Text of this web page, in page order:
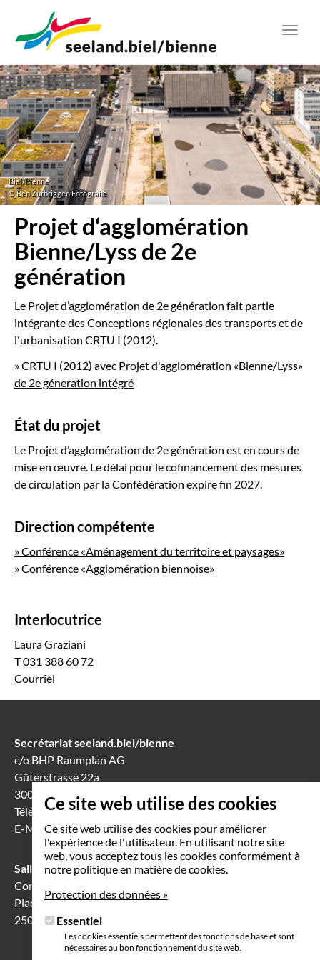
Ce site web utilise des cookies
Ce site web utilise des cookies pour améliorer
l'expérience de l'utilisateur. En utilisant notre site
web, vous acceptez tous les cookies conformément à
notre politique en matière de cookies.
Protection des données »
Essentiel
Les cookies essentiels permettent des fonctions de base et sont
nécessaires au bon fonctionnement du site web.
contenu
Toggle
Biel/Bienne
© Ben Zurbriggen Fotografie
Projet d‘agglomération
Bienne/Lyss de 2e
génération
Le Projet d’agglomération de 2e génération fait partie
intégrante des Conceptions régionales des transports et de
l'urbanisation CRTU I (2012).
» CRTU I (2012) avec Projet d'agglomération «Bienne/Lyss»
de 2e géneration intégré
État du projet
Le Projet d’agglomération de 2e génération est en cours de
mise en œuvre. Le délai pour le cofinancement des mesures
de circulation par la Confédération expire fin 2027.
Direction compétente
» Conférence «Aménagement du territoire et paysages»
» Conférence «Agglomération biennoise»
Interlocutrice
Laura Graziani
T 031 388 60 72
Courriel
Secrétariat seeland.biel/bienne
c/o BHP Raumplan AG
Güterstrasse 22a
3008 Berne
Téléphone 031 388 60 60
E-Mail
info(at)seeland-biel-bienne.ch
Salle de séance à Bienne
Communication Center
Place Robert-Walser 7
2503 Bienne